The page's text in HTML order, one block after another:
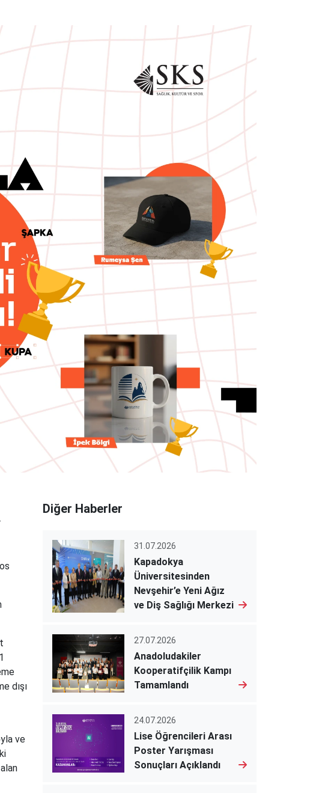
dışı
ve
Diğer Haberler
31.07.2026
Kapadokya
Üniversitesinden
Nevşehir’e Yeni Ağız
ve Diş Sağlığı Merkezi
27.07.2026
Anadoludakiler
Kooperatifçilik Kampı
Tamamlandı
24.07.2026
Lise Öğrencileri Arası
Poster Yarışması
Sonuçları Açıklandı